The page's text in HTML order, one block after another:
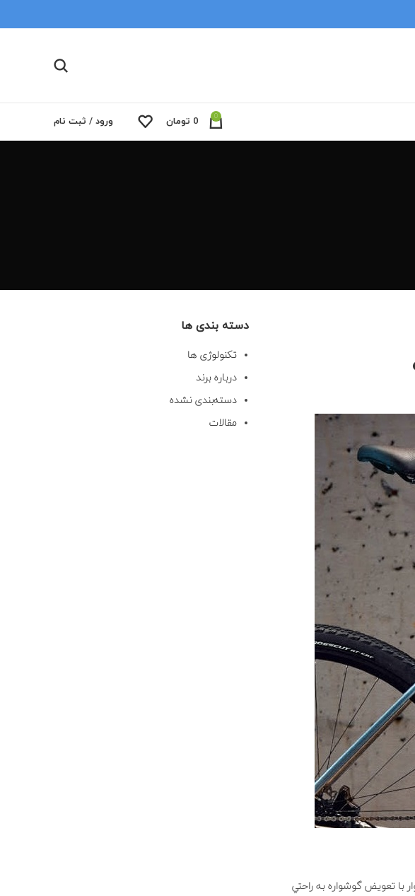
0
0 تومان ورود / ثبت نام
135/142 ميلي‌متر را مي‌دهد. دوچرخه‌سوار با تعويض گوشواره به راحتي
دسته بندی ها
تکنولوژی ها
درباره برند
دسته‌بندی نشده
مقالات